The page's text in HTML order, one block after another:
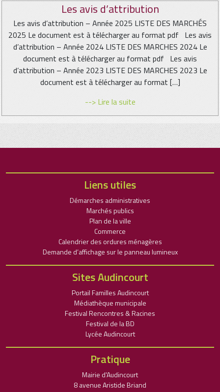
Les avis d’attribution
Les avis d’attribution – Année 2025 LISTE DES MARCHÉS
2025 Le document est à télécharger au format pdf Les avis
d’attribution – Année 2024 LISTE DES MARCHES 2024 Le
document est à télécharger au format pdf Les avis
d’attribution – Année 2023 LISTE DES MARCHES 2023 Le
document est à télécharger au format […]
--> Lire la suite
Liens utiles
Démarches administratives
Marchés publics
Plan de la ville
Commerce
Calendrier des ordures ménagères
Demande d’affichage sur le panneau lumineux
Sites Audincourt
Portail Familles Audincourt
Médiathèque municipale
Festival Rencontres & Racines
Festival de la BD
Lycée Audincourt
Pratique
Mairie d'Audincourt
8 avenue Aristide Briand